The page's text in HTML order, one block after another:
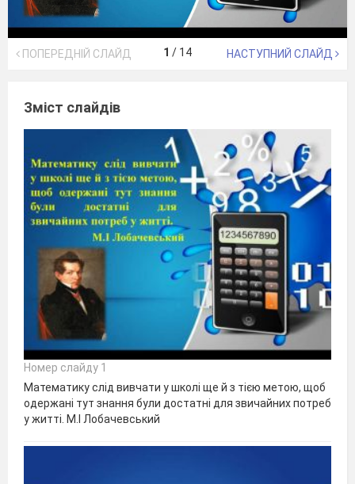
ПОПЕРЕДНІЙ СЛАЙД 1 / 14 НАСТУПНИЙ СЛАЙД
Зміст слайдів
Номер слайду 1
Математику слід вивчати у школі ще й з тією метою, щоб
одержані тут знання були достатні для звичайних потреб
у житті. М.І Лобачевський